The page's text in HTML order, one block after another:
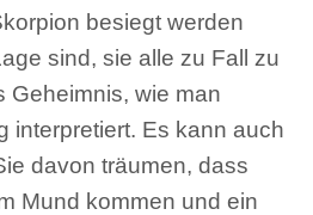
besiegt werden
sind, sie alle zu Fall zu
Geheimnis, wie man
interpretiert. Es kann auch
davon träumen, dass
Mund kommen und ein